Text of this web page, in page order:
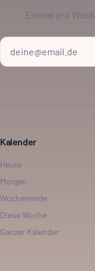
Einmal pro
Kalender
Heute
Morgen
Wochenende
Diese Woche
Ganzer Kalender